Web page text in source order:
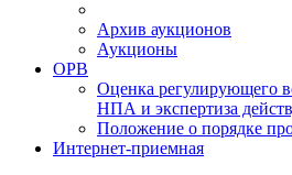
Архив аукционов
Аукционы
ОРВ
Оценка регулирующего
НПА и экспертиза
Положение о порядке
Интернет-приемная